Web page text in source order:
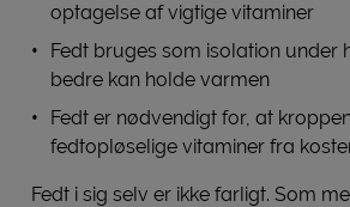
optagelse af vigtige vitaminer
Fedt bruges som isolation under
bedre kan holde varmen
Fedt er nødvendigt for, at
fedtopløselige vitaminer fra
Fedt i sig selv er ikke farligt. Som